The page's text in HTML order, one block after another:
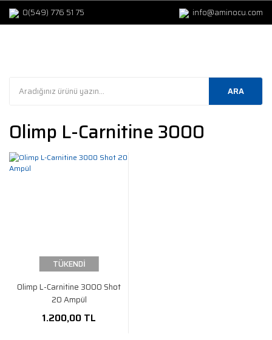
0(549) 776 51 75 info@aminocu.com
ARA
Olimp L-Carnitine 3000
TÜKENDİ
Olimp L-Carnitine 3000 Shot
20 Ampül
1.200,00 TL